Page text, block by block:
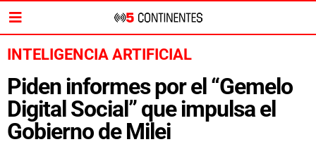
INTELIGENCIA ARTIFICIAL
Piden informes por el “Gemelo
Digital Social” que impulsa el
Gobierno de Milei